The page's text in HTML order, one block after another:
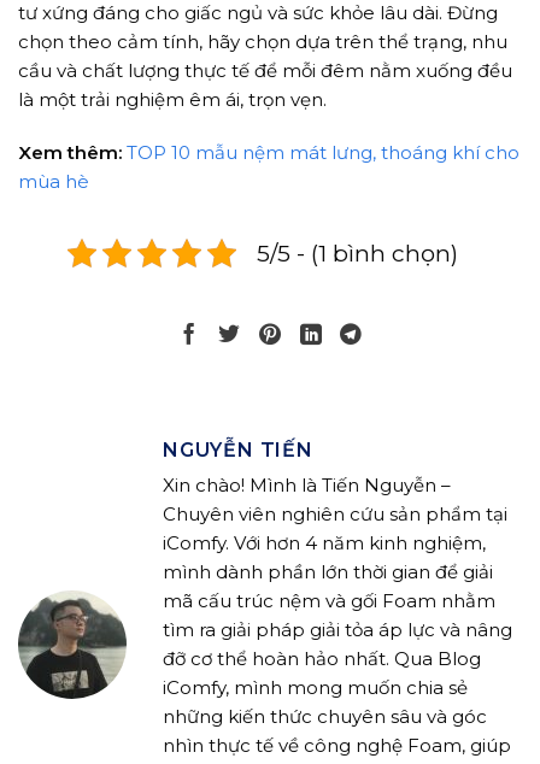
tư xứng đáng cho giấc ngủ và sức khỏe lâu dài. Đừng
chọn theo cảm tính, hãy chọn dựa trên thể trạng, nhu
cầu và chất lượng thực tế để mỗi đêm nằm xuống đều
là một trải nghiệm êm ái, trọn vẹn.
Xem thêm: TOP 10 mẫu nệm mát lưng, thoáng khí cho
mùa hè
5/5 - (1 bình chọn)
NGUYỄN TIẾN
Xin chào! Mình là Tiến Nguyễn –
Chuyên viên nghiên cứu sản phẩm tại
iComfy. Với hơn 4 năm kinh nghiệm,
mình dành phần lớn thời gian để giải
mã cấu trúc nệm và gối Foam nhằm
tìm ra giải pháp giải tỏa áp lực và nâng
đỡ cơ thể hoàn hảo nhất. Qua Blog
iComfy, mình mong muốn chia sẻ
những kiến thức chuyên sâu và góc
nhìn thực tế về công nghệ Foam, giúp